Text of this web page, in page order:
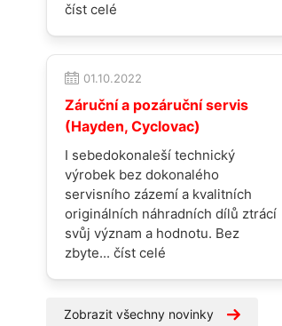
číst celé
01.10.2022
Záruční a pozáruční servis
(Hayden, Cyclovac)
I sebedokonaleší technický
výrobek bez dokonalého
servisního zázemí a kvalitních
originálních náhradních dílů ztrácí
svůj význam a hodnotu. Bez
zbyte... číst celé
Zobrazit všechny novinky